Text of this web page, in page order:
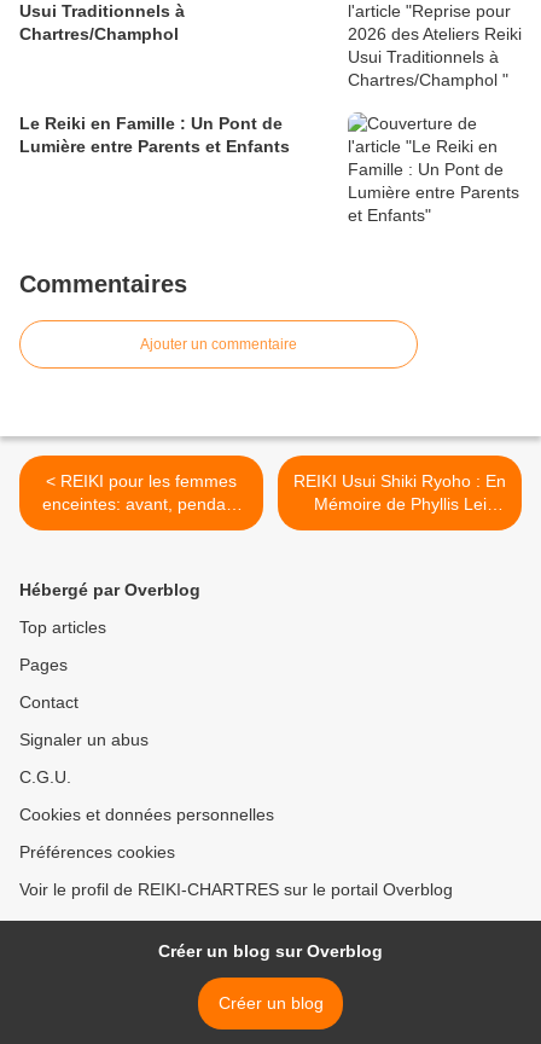
Usui Traditionnels à
Chartres/Champhol
Le Reiki en Famille : Un Pont de
Lumière entre Parents et Enfants
Commentaires
Ajouter un commentaire
< REIKI pour les femmes
enceintes: avant, pendant
et après la grossesse
REIKI Usui Shiki Ryoho : En
Mémoire de Phyllis Lei
Furumoto >
Hébergé par Overblog
Top articles
Pages
Contact
Signaler un abus
C.G.U.
Cookies et données personnelles
Préférences cookies
Voir le profil de REIKI-CHARTRES sur le portail Overblog
Créer un blog sur Overblog
Créer un blog